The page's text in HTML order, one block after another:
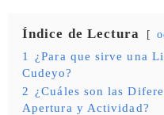
Índice de Lectura
1
¿Para que sirve una
Cudeyo?
2 ¿Cuáles son las
Apertura y Actividad?